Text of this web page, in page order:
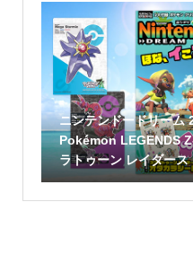
ニンテンドードリーム
Pokémon LEGENDS
ラトゥーン レイダー